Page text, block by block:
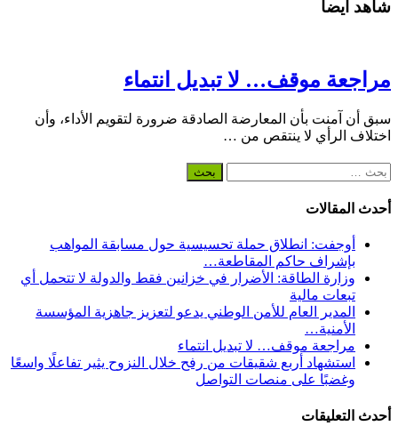
شاهد أيضاً
مراجعة موقف… لا تبديل انتماء
سبق أن آمنت بأن المعارضة الصادقة ضرورة لتقويم الأداء، وأن
اختلاف الرأي لا ينتقص من …
البحث
أحدث المقالات
أوجفت: انطلاق حملة تحسيسية حول مسابقة المواهب
بإشراف حاكم المقاطعة…
وزارة الطاقة: الأضرار في خزانين فقط والدولة لا تتحمل أي
تبعات مالية
المدير العام للأمن الوطني يدعو لتعزيز جاهزية المؤسسة
الأمنية…
مراجعة موقف… لا تبديل انتماء
استشهاد أربع شقيقات من رفح خلال النزوح يثير تفاعلًا واسعًا
وغضبًا على منصات التواصل
أحدث التعليقات